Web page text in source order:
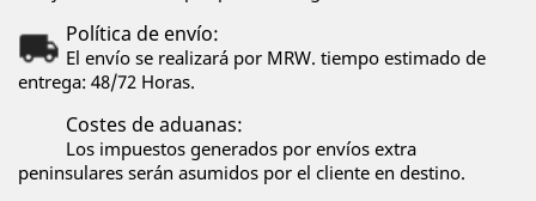
Política de envío:
El envío se realizará por MRW. tiempo estimado de
entrega: 48/72 Horas.
Costes de aduanas:
Los impuestos generados por envíos extra
peninsulares serán asumidos por el cliente en destino.